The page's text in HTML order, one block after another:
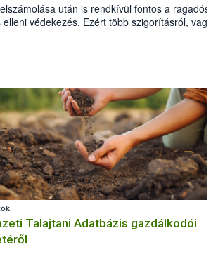
után is rendkívül fontos a ragadós
védekezés. Ezért több szigorításról, vagy
is döntött a hatóság a már felszámolt telepek
körzetekben, valamint további korlátozás alá
állatok továbbra is csak zártan tarthatók,
(pl. nyírás. körmölés), az állatok csak
vágóhídra, és a kilőtt vadak is csak
feldolgozhatóak.
Talajtani Adatbázis gazdálkodói